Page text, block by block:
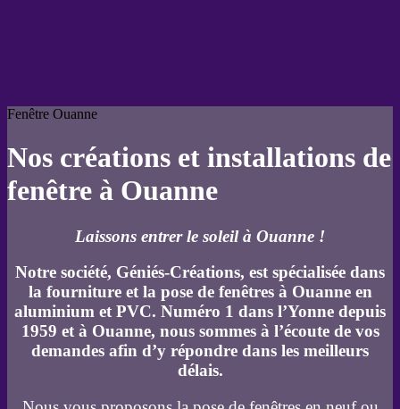
Fenêtre Ouanne
Nos créations et installations de
fenêtre à Ouanne
Laissons entrer le soleil à Ouanne !
Notre société, Géniés-Créations, est spécialisée dans
la fourniture et la pose de fenêtres à Ouanne en
aluminium et PVC. Numéro 1 dans l’Yonne depuis
1959 et à Ouanne, nous sommes à l’écoute de vos
demandes afin d’y répondre dans les meilleurs
délais.